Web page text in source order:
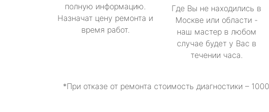
полную информацию.
Назначат цену ремонта и
время работ.
Где Вы не находились в
Москве или области -
наш мастер в любом
случае будет у Вас в
течении часа.
*При отказе от ремонта стоимость диагностики –